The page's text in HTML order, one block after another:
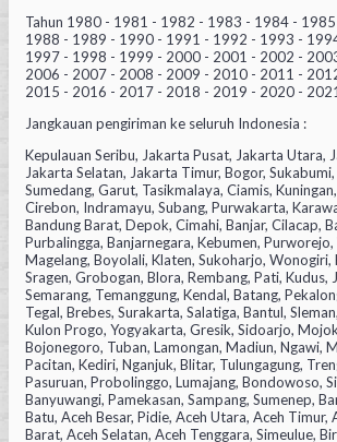
Tahun 1980 - 1981 - 1982 - 1983 - 1984 -
1988 - 1989 - 1990 - 1991 - 1992 - 1993 -
1997 - 1998 - 1999 - 2000 - 2001 - 2002 -
2006 - 2007 - 2008 - 2009 - 2010 - 2011 -
2015 - 2016 - 2017 - 2018 - 2019 - 2020 -
Jangkauan pengiriman ke seluruh Indonesia :
Kepulauan Seribu, Jakarta Pusat, Jakarta Utara,
Jakarta Selatan, Jakarta Timur, Bogor,
Sumedang, Garut, Tasikmalaya, Ciamis,
Cirebon, Indramayu, Subang, Purwakarta,
Bandung Barat, Depok, Cimahi, Banjar, Cilacap,
Purbalingga, Banjarnegara, Kebumen,
Magelang, Boyolali, Klaten, Sukoharjo, Wonogiri,
Sragen, Grobogan, Blora, Rembang, Pati, Kudus,
Semarang, Temanggung, Kendal, Batang,
Tegal, Brebes, Surakarta, Salatiga, Bantul,
Kulon Progo, Yogyakarta, Gresik, Sidoarjo,
Bojonegoro, Tuban, Lamongan, Madiun, Ngawi,
Pacitan, Kediri, Nganjuk, Blitar, Tulungagung,
Pasuruan, Probolinggo, Lumajang, Bondowoso,
Banyuwangi, Pamekasan, Sampang, Sumenep,
Batu, Aceh Besar, Pidie, Aceh Utara, Aceh Timur,
Barat, Aceh Selatan, Aceh Tenggara, Simeulue,